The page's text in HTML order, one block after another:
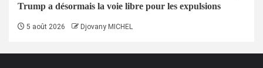
Trump a désormais la voie libre pour les expulsions
5 août 2026 Djovany MICHEL